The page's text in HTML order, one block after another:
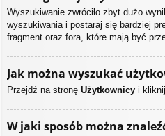
Wyszukiwanie zwróciło zbyt dużo
wyszukiwania i postaraj się bardziej
fragment oraz fora, które mają być
Jak można wyszukać
Przejdź na stronę Użytkownicy i
W jaki sposób można